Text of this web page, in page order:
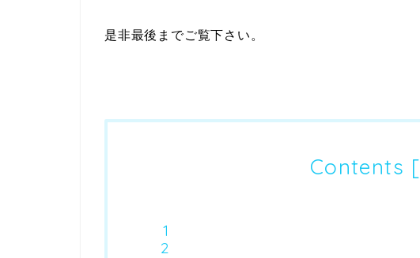
是非最後までご覧下さい。
Contents [